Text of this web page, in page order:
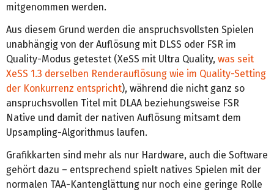
mitgenommen werden.
Aus diesem Grund werden die anspruchsvollsten Spielen
unabhängig von der Auflösung mit DLSS oder FSR im
Quality-Modus getestet (XeSS mit Ultra Quality, was seit
XeSS 1.3 derselben Renderauflösung wie im Quality-Setting
der Konkurrenz entspricht), während die nicht ganz so
anspruchsvollen Titel mit DLAA beziehungsweise FSR
Native und damit der nativen Auflösung mitsamt dem
Upsampling-Algorithmus laufen.
Grafikkarten sind mehr als nur Hardware, auch die Software
gehört dazu – entsprechend spielt natives Spielen mit der
normalen TAA-Kantenglättung nur noch eine geringe Rolle